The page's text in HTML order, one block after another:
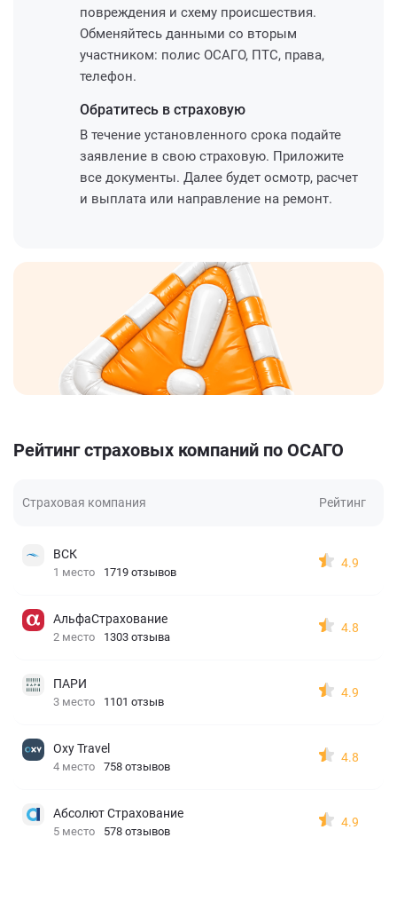
повреждения и схему происшествия.
Обменяйтесь данными со вторым
участником: полис ОСАГО, ПТС, права,
телефон.
Обратитесь в страховую
В течение установленного срока подайте
заявление в свою страховую. Приложите
все документы. Далее будет осмотр, расчет
и выплата или направление на ремонт.
Рейтинг страховых компаний по ОСАГО
Страховая компания Рейтинг
ВСК
1 место 1719 отзывов
4.9
АльфаСтрахование
2 место 1303 отзыва
4.8
ПАРИ
3 место 1101 отзыв
4.9
Oxy Travel
4 место 758 отзывов
4.8
Абсолют Страхование
5 место 578 отзывов
4.9